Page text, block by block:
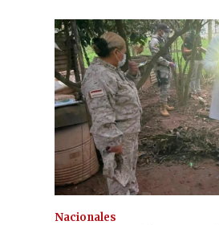
Nacionales